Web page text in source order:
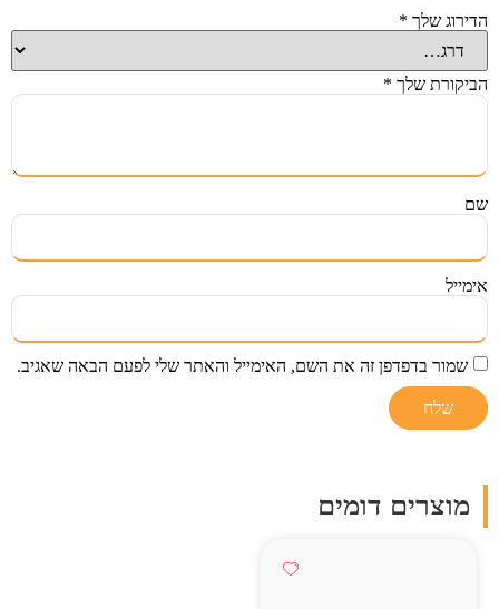
הדירוג שלך *
הביקורת שלך *
שם
אימייל
שמור בדפדפן זה את השם, האימייל והאתר שלי לפעם הבאה שאגיב.
מוצרים דומים